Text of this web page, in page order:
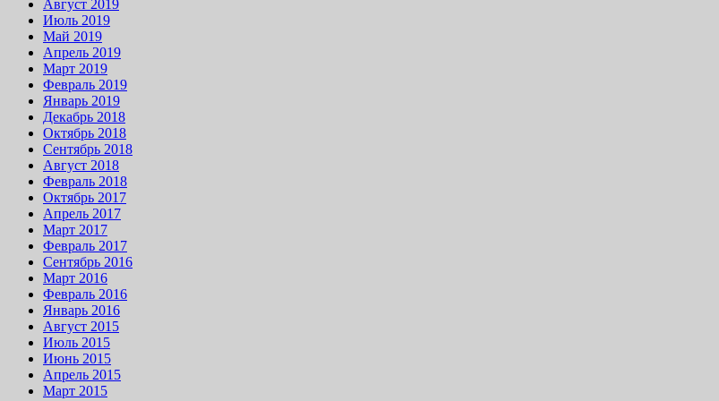
Август 2019
Июль 2019
Май 2019
Апрель 2019
Март 2019
Февраль 2019
Январь 2019
Декабрь 2018
Октябрь 2018
Сентябрь 2018
Август 2018
Февраль 2018
Октябрь 2017
Апрель 2017
Март 2017
Февраль 2017
Сентябрь 2016
Март 2016
Февраль 2016
Январь 2016
Август 2015
Июль 2015
Июнь 2015
Апрель 2015
Март 2015